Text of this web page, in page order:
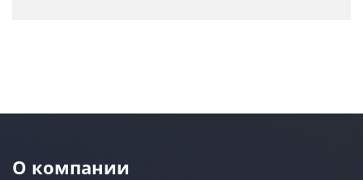
О компании